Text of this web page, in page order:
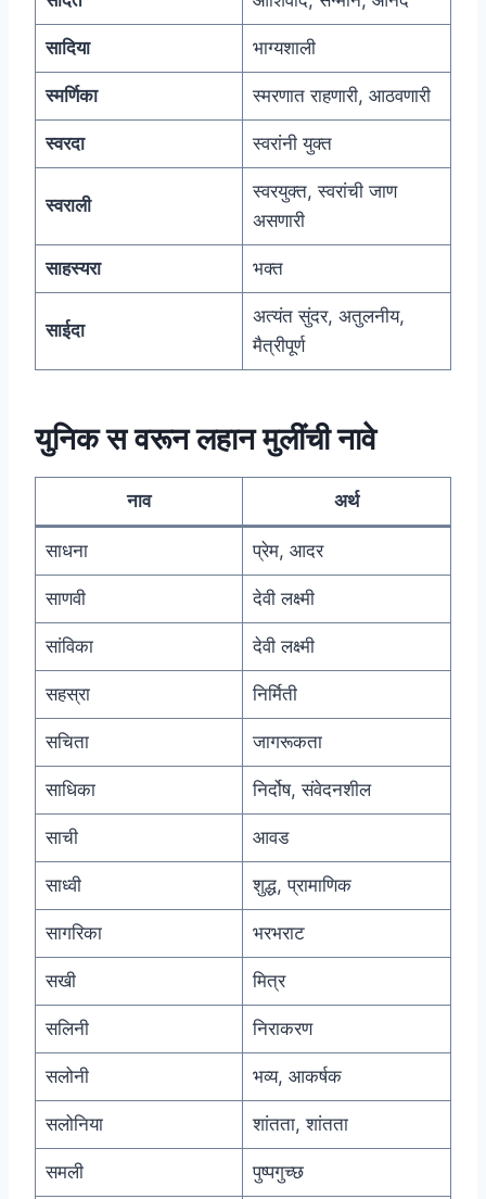
सादिया भाग्यशाली
स्मर्णिका स्मरणात राहणारी, आठवणारी
स्वरदा स्वरांनी युक्त
स्वराली
स्वरयुक्त, स्वरांची जाण
असणारी
साहस्यरा भक्त
साईदा
अत्यंत सुंदर, अतुलनीय,
मैत्रीपूर्ण
युनिक स वरून लहान मुलींची नावे
नाव अर्थ
साधना प्रेम, आदर
साणवी देवी लक्ष्मी
सांविका देवी लक्ष्मी
सहस्रा निर्मिती
सचिता जागरूकता
साधिका निर्दोष, संवेदनशील
साची आवड
साध्वी शुद्ध, प्रामाणिक
सागरिका भरभराट
सखी मित्र
सलिनी निराकरण
सलोनी भव्य, आकर्षक
सलोनिया शांतता, शांतता
समली पुष्पगुच्छ